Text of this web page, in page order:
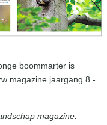
boommarter is
magazine jaargang 8 -
magazine.